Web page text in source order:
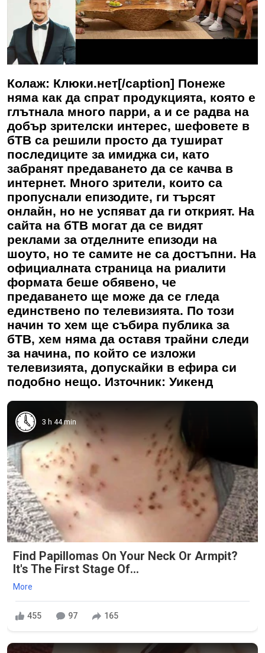
Колаж: Клюки.нет[/caption] Понеже
няма как да спрат продукцията, която е
глътнала много парри, а и се радва на
добър зрителски интерес, шефовете в
бТВ са решили просто да тушират
последиците за имиджа си, като
забранят предаването да се качва в
интернет. Много зрители, които са
пропуснали епизодите, ги търсят
онлайн, но не успяват да ги открият. На
сайта на бТВ могат да се видят
реклами за отделните епизоди на
шоуто, но те самите не са достъпни. На
официалната страница на риалити
формата беше обявено, че
предаването ще може да се гледа
единствено по телевизията. По този
начин то хем ще събира публика за
бТВ, хем няма да оставя трайни следи
за начина, по който се изложи
телевизията, допускайки в ефира си
подобно нещо. Източник: Уикенд
3 h 44 min
Find Papillomas On Your Neck Or Armpit?
It's The First Stage Of...
More
455 97 165